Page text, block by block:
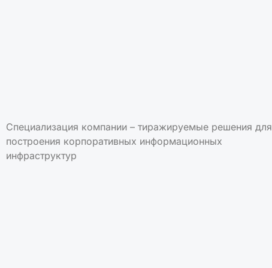
Специализация компании – тиражируемые решения для
построения корпоративных информационных
инфраструктур